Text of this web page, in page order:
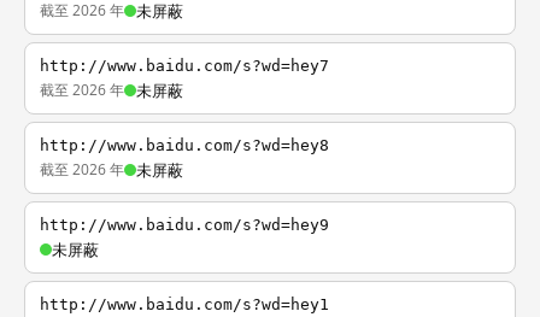
截至 2026 年 未屏蔽
http://www.baidu.com/s?wd=hey7
截至 2026 年 未屏蔽
http://www.baidu.com/s?wd=hey8
截至 2026 年 未屏蔽
http://www.baidu.com/s?wd=hey9
未屏蔽
http://www.baidu.com/s?wd=hey1